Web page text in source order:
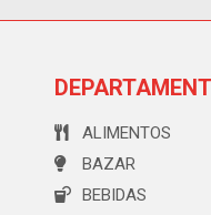
ALIMENTOS
BAZAR
BEBIDAS